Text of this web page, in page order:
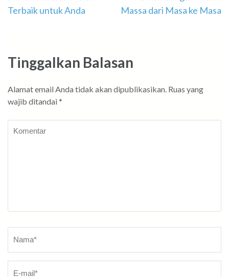
pos
Terbaik untuk Anda
Massa dari Masa ke Masa
Tinggalkan Balasan
Alamat email Anda tidak akan dipublikasikan. Ruas yang
wajib ditandai *